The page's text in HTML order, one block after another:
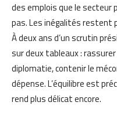
des emplois que le secteur
pas. Les inégalités restent
À deux ans d’un scrutin
sur deux tableaux :
diplomatie, contenir le
dépense. L’équilibre est
rend plus délicat encore.